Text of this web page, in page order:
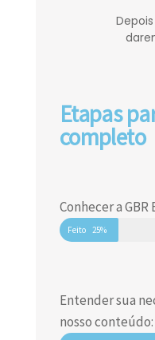
Etapas
completo
Conhecer a GBR
Feito 25%
Entender sua
nosso conteúdo: